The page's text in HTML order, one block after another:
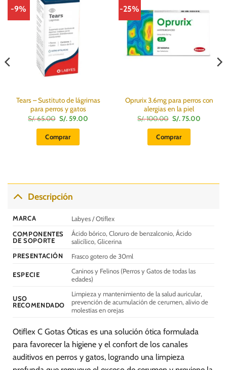
-9%
Tears – Sustituto de lágrimas
para perros y gatos
S/.65.00 El
precio
original
era:
S/.
S/. 59.00El
Comprar
-25%
Oprurix 3.6mg para perros con
alergias en la piel
S/.100.00 El
precio
original
era:
S/.
S/.75.00El
Comprar
Descripción
MARCA
Labyes / Otiflex
COMPONENTES
DE SOPORTE
Ácido bórico, Cloruro de benzalconio, Ácido
salicílico, Glicerina
PRESENTACIÓN
Frasco gotero de 30ml
ESPECIE
Caninos y Felinos (Perros y Gatos de todas las
edades)
USO
RECOMENDADO
Limpieza y mantenimiento de la salud auricular,
prevención de acumulación de cerumen, alivio de
molestias en orejas
Otiflex C Gotas Óticas es una solución ótica formulada
para favorecer la higiene y el confort de los canales
auditivos en perros y gatos, logrando una limpieza